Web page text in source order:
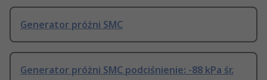
Generator próżni SMC
Generator próżni SMC podciśnienie: -88 kPa śr.